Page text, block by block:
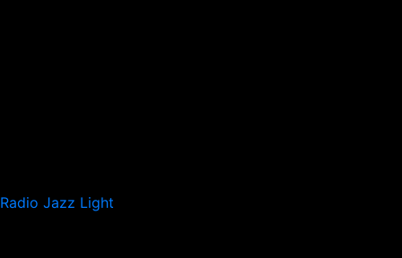
Radio Jazz Light